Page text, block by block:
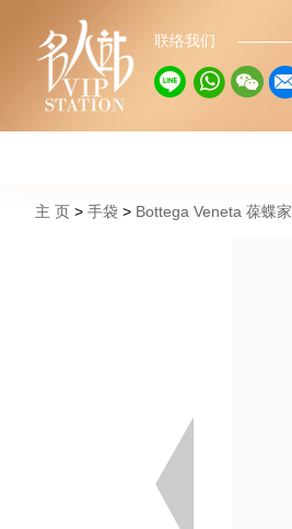
联络我们
主 页 手袋 Bottega Veneta 葆蝶家